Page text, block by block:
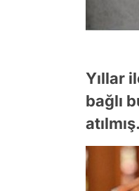
Yıllar
bağlı
atılmış.